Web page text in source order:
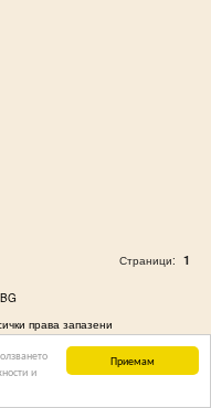
Приемам
и
Страници: 1
права запазени